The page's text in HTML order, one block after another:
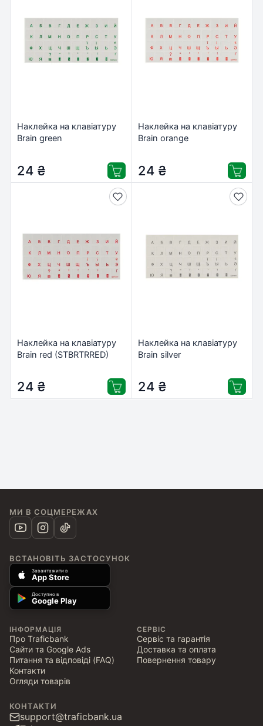
Наклейка на клавіатуру
Brain green
24 ₴
Наклейка на клавіатуру
Brain orange
24 ₴
Наклейка на клавіатуру
Brain red (STBRTRRED)
24 ₴
Наклейка на клавіатуру
Brain silver
24 ₴
МИ В СОЦМЕРЕЖАХ
ВСТАНОВІТЬ ЗАСТОСУНОК
Завантажити в
App Store
Доступно в
Google Play
ІНФОРМАЦІЯ
Про Traficbank
Сайти та Google Ads
Питання та відповіді (FAQ)
Контакти
Огляди товарів
СЕРВІС
Сервіс та гарантія
Доставка та оплата
Повернення товару
КОНТАКТИ
support@traficbank.ua